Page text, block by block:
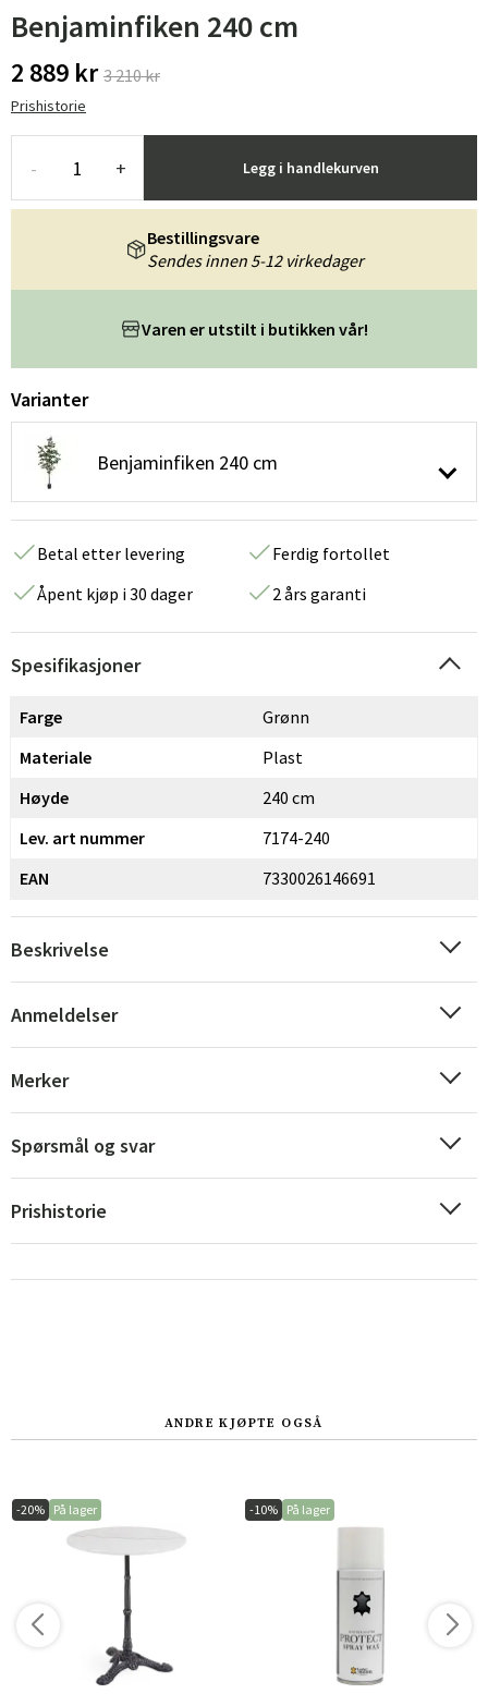
Sverige
Danmark
Norge
Suomi
Benjaminfiken 240 cm
2 889 kr 3 210 kr
Prishistorie
- + Legg i handlekurven
Varen er utstilt i butikken vår!
Bestillingsvare
Sendes innen 5-12 virkedager
Varianter
Benjaminfiken 240 cm
Betal etter levering
Ferdig fortollet
Åpent kjøp i 30 dager
2 års garanti
Spesifikasjoner
Farge
Grønn
Materiale
Plast
Høyde
240 cm
Lev. art nummer
7174-240
EAN
7330026146691
Beskrivelse
Anmeldelser
Merker
Spørsmål og svar
Prishistorie
ANDRE KJØPTE OGSÅ
-20% På lager -10% På lager